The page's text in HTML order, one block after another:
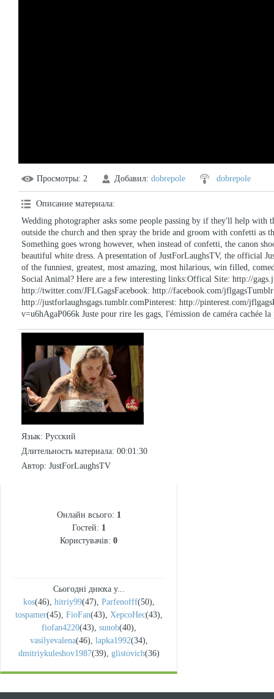
Просмотры: 2 Добавил: dobrepole dobrepole
Описание материала:
Wedding photographer asks some people passing by if they'll help with
outside the church and then spray the bride and groom with confetti as
Something goes wrong however, when instead of confetti, the canon
beautiful white dress. A presentation of JustForLaughsTV, the official
of the funniest, greatest, most amazing, most hilarious, win filled,
Social Animal? Here are a few interesting links:Offical Site: http://
http://twitter.com/JFLGagsFacebook: http://facebook.com/
http://justforlaughsgags.tumblr.comPinterest: http://pinterest.com/
v=u6hAgaP066k Juste pour rire les gags, l'émission de caméra cachée
Язык: Русский
Длительность материала: 00:01:30
Автор: JustForLaughsTV
Онлайн всього: 1
Гостей: 1
Користувачів: 0
Сьогодні днюха у...
kos(46), hitriy99(47), Parfenofff(50),
tospamer(45), FioFan(43), XepcoHec(43),
fiofan4220(43), sunob(40),
vasilyevalena(46), lapka1992(34),
dmitriykuleshov1987(39), glistovich(36)